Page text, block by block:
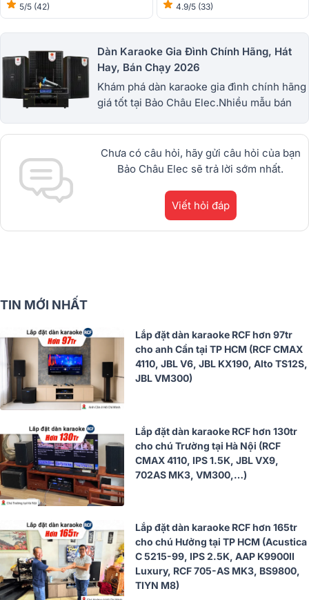
5/5 (42) 4.9/5 (33)
Dàn Karaoke Gia Đình Chính Hãng, Hát
Hay, Bán Chạy 2026
Khám phá dàn karaoke gia đình chính hãng
giá tốt tại Bảo Châu Elec.Nhiều mẫu bán
dBTechnologies, Philips Cao
Cấp.1900.0255
Chưa có câu hỏi, hãy gửi câu hỏi của bạn
Bảo Châu Elec sẽ trả lời sớm nhất.
Viết hỏi đáp
TIN MỚI NHẤT
Lắp đặt dàn karaoke RCF hơn 97tr
cho anh Cần tại TP HCM (RCF CMAX
4110, JBL V6, JBL KX190, Alto TS12S,
JBL VM300)
Lắp đặt dàn karaoke RCF hơn 130tr
cho chú Trường tại Hà Nội (RCF
CMAX 4110, IPS 1.5K, JBL VX9,
702AS MK3, VM300,…)
Lắp đặt dàn karaoke RCF hơn 165tr
cho chú Hưởng tại TP HCM (Acustica
C 5215-99, IPS 2.5K, AAP K9900II
Luxury, RCF 705-AS MK3, BS9800,
TIYN M8)